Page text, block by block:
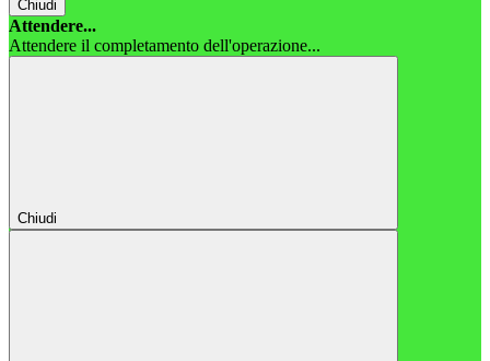
Chiudi
Attendere...
Attendere il completamento dell'operazione...
Chiudi